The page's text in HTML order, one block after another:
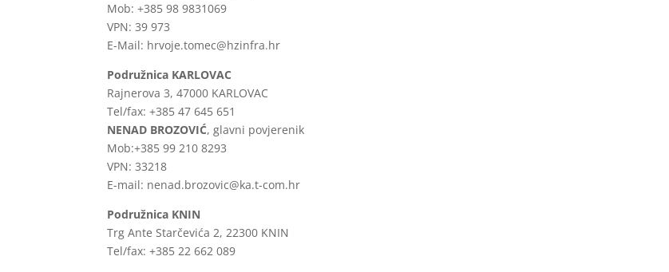
Mob: +385 98 9831069
VPN: 39 973
E-Mail: hrvoje.tomec@hzinfra.hr
Podružnica KARLOVAC
Rajnerova 3, 47000 KARLOVAC
Tel/fax: +385 47 645 651
NENAD BROZOVIĆ, glavni povjerenik
Mob:+385 99 210 8293
VPN: 33218
E-mail: nenad.brozovic@ka.t-com.hr
Podružnica KNIN
Trg Ante Starčevića 2, 22300 KNIN
Tel/fax: +385 22 662 089